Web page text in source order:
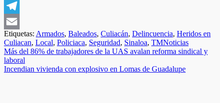
WhatsApp
Telegram
Email
Etiquetas: Armados, Baleados, Culiacán, Delincuencia, Heridos en
Culiacan, Local, Policiaca, Seguridad, Sinaloa, TMNoticias
Navegación
de
Más del 86% de trabajadores de la UAS avalan reforma sindical y
laboral
Incendian vivienda con explosivo en Lomas de Guadalupe